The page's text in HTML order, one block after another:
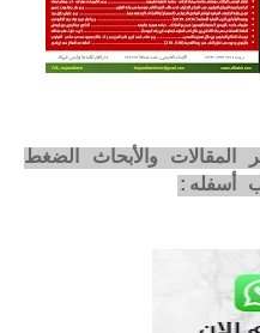
والأبحاث الضغط
أسفله: